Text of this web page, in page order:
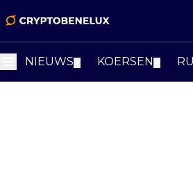
NIEUWS KOERSEN